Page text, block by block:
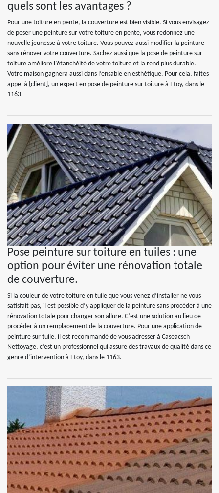
quels sont les avantages ?
Pour une toiture en pente, la couverture est bien visible. Si vous envisagez
de poser une peinture sur votre toiture en pente, vous redonnez une
nouvelle jeunesse à votre toiture. Vous pouvez aussi modifier la peinture
sans rénover votre couverture. Sachez aussi que la pose de peinture sur
toiture améliore l’étanchéité de votre toiture et la rend plus durable.
Votre maison gagnera aussi dans l’ensable en esthétique. Pour cela, faites
appel à {client], un expert en pose de peinture sur toiture à Etoy, dans le
1163.
Pose peinture sur toiture en tuiles : une
option pour éviter une rénovation totale
de couverture.
Si la couleur de votre toiture en tuile que vous venez d’installer ne vous
satisfait pas, il est possible d’y appliquer de la peinture sans procéder à une
rénovation totale pour changer son allure. C’est une solution au lieu de
procéder à un remplacement de la couverture. Pour une application de
peinture sur tuile, il est recommandé de vous adresser à Caseacsch
Nettoyage, c’est un professionnel qui assure des travaux de qualité dans ce
genre d’intervention à Etoy, dans le 1163.